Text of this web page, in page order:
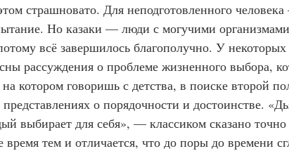
страшновато. Для неподготовленного
Но казаки — люди с могучими
всё завершилось благополучно. У некоторых
о проблеме жизненного выбора,
котором говоришь с детства, в поиске второй
о порядочности и достоинстве.
выбирает для себя», — классиком сказано
и отличается, что до поры до времени